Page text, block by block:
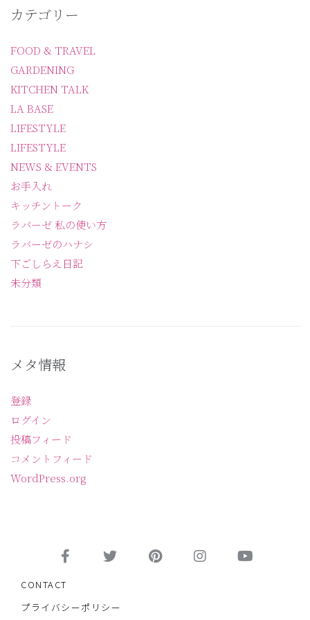
カテゴリー
FOOD & TRAVEL
GARDENING
KITCHEN TALK
LA BASE
LIFESTYLE
LIFESTYLE
NEWS & EVENTS
お手入れ
キッチントーク
ラバーゼ 私の使い方
ラバーゼのハナシ
下ごしらえ日記
未分類
メタ情報
登録
ログイン
投稿フィード
コメントフィード
WordPress.org
CONTACT
プライバシーポリシー